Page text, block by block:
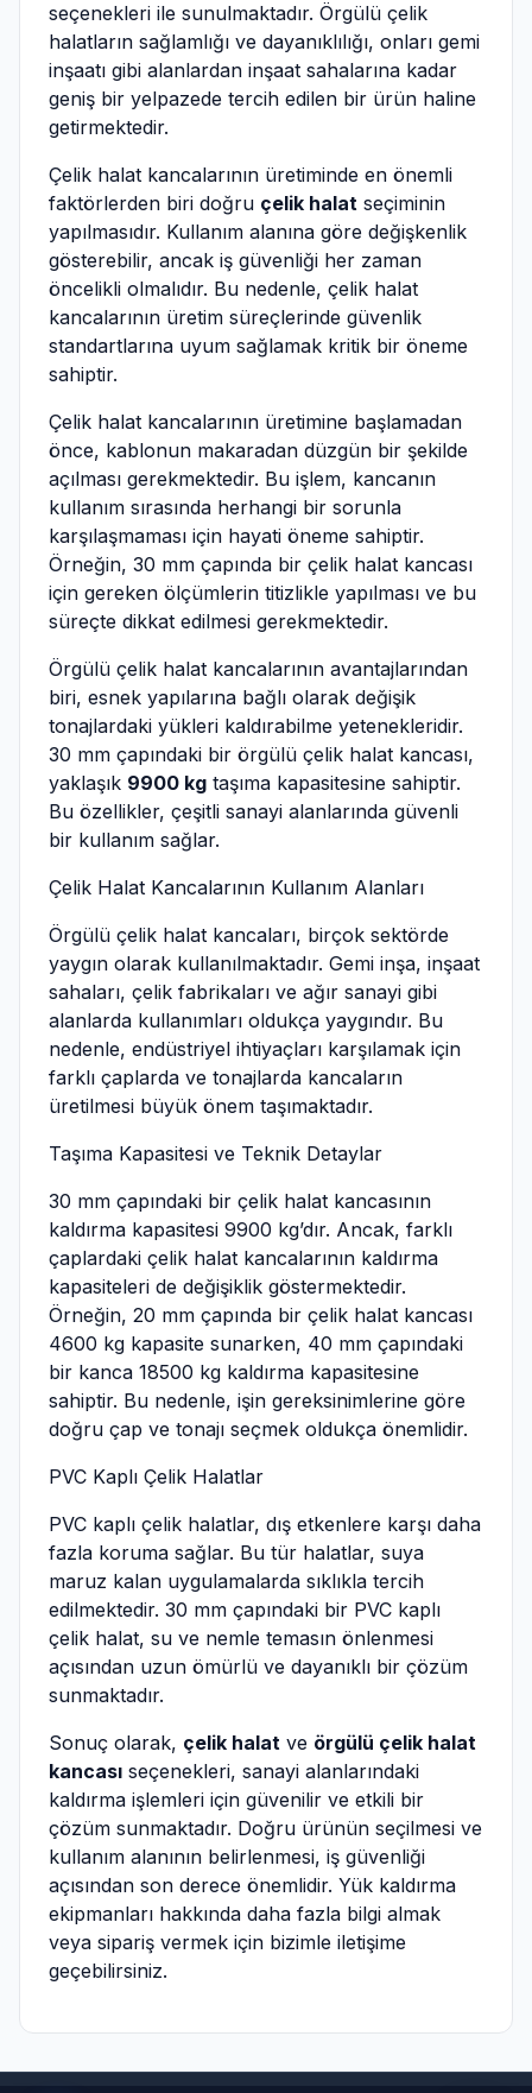
seçenekleri ile sunulmaktadır. Örgülü çelik
halatların sağlamlığı ve dayanıklılığı, onları gemi
inşaatı gibi alanlardan inşaat sahalarına kadar
geniş bir yelpazede tercih edilen bir ürün haline
getirmektedir.
Çelik halat kancalarının üretiminde en önemli
faktörlerden biri doğru çelik halat seçiminin
yapılmasıdır. Kullanım alanına göre değişkenlik
gösterebilir, ancak iş güvenliği her zaman
öncelikli olmalıdır. Bu nedenle, çelik halat
kancalarının üretim süreçlerinde güvenlik
standartlarına uyum sağlamak kritik bir öneme
sahiptir.
Çelik halat kancalarının üretimine başlamadan
önce, kablonun makaradan düzgün bir şekilde
açılması gerekmektedir. Bu işlem, kancanın
kullanım sırasında herhangi bir sorunla
karşılaşmaması için hayati öneme sahiptir.
Örneğin, 30 mm çapında bir çelik halat kancası
için gereken ölçümlerin titizlikle yapılması ve bu
süreçte dikkat edilmesi gerekmektedir.
Örgülü çelik halat kancalarının avantajlarından
biri, esnek yapılarına bağlı olarak değişik
tonajlardaki yükleri kaldırabilme yetenekleridir.
30 mm çapındaki bir örgülü çelik halat kancası,
yaklaşık 9900 kg taşıma kapasitesine sahiptir.
Bu özellikler, çeşitli sanayi alanlarında güvenli
bir kullanım sağlar.
Çelik Halat Kancalarının Kullanım Alanları
Örgülü çelik halat kancaları, birçok sektörde
yaygın olarak kullanılmaktadır. Gemi inşa, inşaat
sahaları, çelik fabrikaları ve ağır sanayi gibi
alanlarda kullanımları oldukça yaygındır. Bu
nedenle, endüstriyel ihtiyaçları karşılamak için
farklı çaplarda ve tonajlarda kancaların
üretilmesi büyük önem taşımaktadır.
Taşıma Kapasitesi ve Teknik Detaylar
30 mm çapındaki bir çelik halat kancasının
kaldırma kapasitesi 9900 kg’dır. Ancak, farklı
çaplardaki çelik halat kancalarının kaldırma
kapasiteleri de değişiklik göstermektedir.
Örneğin, 20 mm çapında bir çelik halat kancası
4600 kg kapasite sunarken, 40 mm çapındaki
bir kanca 18500 kg kaldırma kapasitesine
sahiptir. Bu nedenle, işin gereksinimlerine göre
doğru çap ve tonajı seçmek oldukça önemlidir.
PVC Kaplı Çelik Halatlar
PVC kaplı çelik halatlar, dış etkenlere karşı daha
fazla koruma sağlar. Bu tür halatlar, suya
maruz kalan uygulamalarda sıklıkla tercih
edilmektedir. 30 mm çapındaki bir PVC kaplı
çelik halat, su ve nemle temasın önlenmesi
açısından uzun ömürlü ve dayanıklı bir çözüm
sunmaktadır.
Sonuç olarak, çelik halat ve örgülü çelik halat
kancası seçenekleri, sanayi alanlarındaki
kaldırma işlemleri için güvenilir ve etkili bir
çözüm sunmaktadır. Doğru ürünün seçilmesi ve
kullanım alanının belirlenmesi, iş güvenliği
açısından son derece önemlidir. Yük kaldırma
ekipmanları hakkında daha fazla bilgi almak
veya sipariş vermek için bizimle iletişime
geçebilirsiniz.